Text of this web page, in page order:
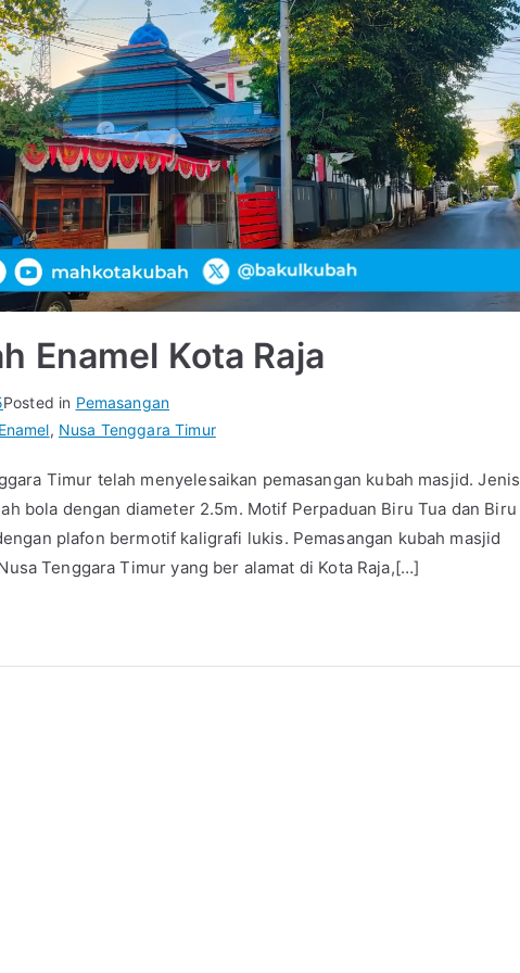
Enamel Kota Raja
Posted in Pemasangan
, Nusa Tenggara Timur
Timur telah menyelesaikan pemasangan kubah masjid. Jenis
bola dengan diameter 2.5m. Motif Perpaduan Biru Tua dan Biru
plafon bermotif kaligrafi lukis. Pemasangan kubah masjid
Tenggara Timur yang ber alamat di Kota Raja,[…]